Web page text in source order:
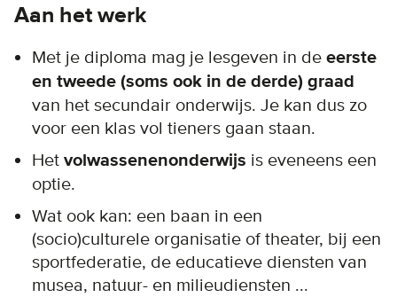
Aan het werk
Met je diploma mag je lesgeven in de eerste
en tweede (soms ook in de derde) graad
van het secundair onderwijs. Je kan dus zo
voor een klas vol tieners gaan staan.
Het volwassenenonderwijs is eveneens een
optie.
Wat ook kan: een baan in een
(socio)culturele organisatie of theater, bij een
sportfederatie, de educatieve diensten van
musea, natuur- en milieudiensten ...